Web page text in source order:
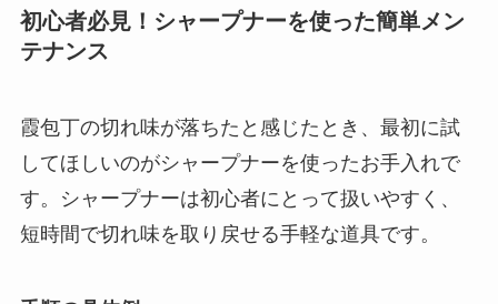
初心者必見！シャープナーを使った簡単メン
テナンス
霞包丁の切れ味が落ちたと感じたとき、最初に試
してほしいのがシャープナーを使ったお手入れで
す。シャープナーは初心者にとって扱いやすく、
短時間で切れ味を取り戻せる手軽な道具です。